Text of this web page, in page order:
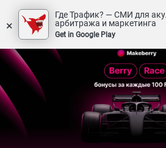
×
Где Трафик? — СМИ для
арбитража и маркетинга
Get in Google Play